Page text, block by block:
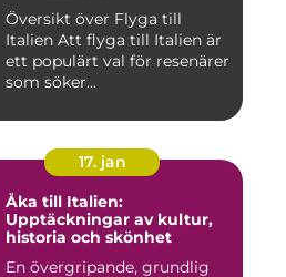
Översikt över Flyga till
Italien Att flyga till Italien är
ett populärt val för resenärer
som söker...
17. jan
Åka till Italien:
Upptäckningar av kultur,
historia och skönhet
En övergripande, grundlig